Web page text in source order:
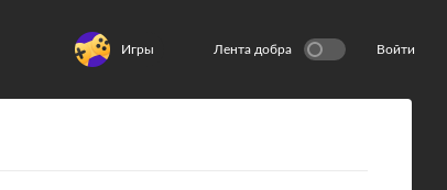
Игры Лента добра Войти